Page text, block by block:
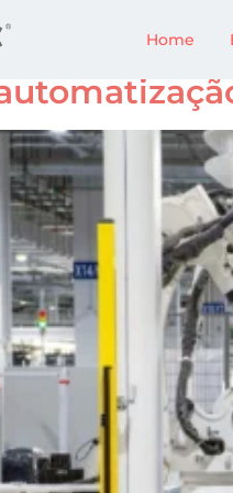
Home